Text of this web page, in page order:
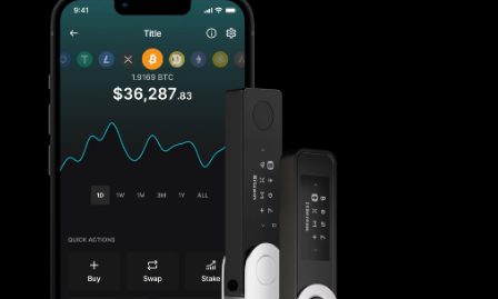
Découvrir
Bundles et packs
Accessoires
Solutions de récupération
Éditions limitées